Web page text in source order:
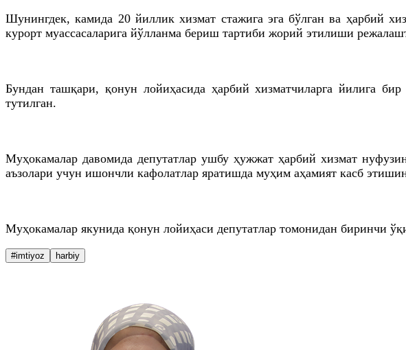
Шунингдек, камида 20 йиллик хизмат стажига эга бўлган ва ҳарбий
курорт муассасаларига йўлланма бериш тартиби жорий этилиши
Бундан ташқари, қонун лойиҳасида ҳарбий хизматчиларга йилига
тутилган.
Муҳокамалар давомида депутатлар ушбу ҳужжат ҳарбий хизмат
аъзолари учун ишончли кафолатлар яратишда муҳим аҳамият касб
Муҳокамалар якунида қонун лойиҳаси депутатлар томонидан биринчи
#imtiyoz harbiy